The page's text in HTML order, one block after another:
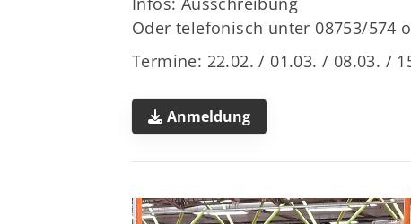
Oder telefonisch unter 08753/574
Termine: 22.02. / 01.03. / 08.03. /
Anmeldung